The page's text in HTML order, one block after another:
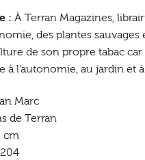
: À Terran Magazines,
des plantes
de son propre tabac
à l’autonomie, au jardin et
Marc
de Terran
cm